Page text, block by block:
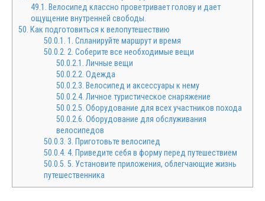
49.1. Велосипед классно проветривает голову и дает
ощущение внутренней свободы.
50. Как подготовиться к велопутешествию
50.0.1. 1. Спланируйте маршрут и время
50.0.2. 2. Соберите все необходимые вещи
50.0.2.1. Личные вещи
50.0.2.2. Одежда
50.0.2.3. Велосипед и аксессуары к нему
50.0.2.4. Личное туристическое снаряжение
50.0.2.5. Оборудование для всех участников похода
50.0.2.6. Оборудование для обслуживания
велосипедов
50.0.3. 3. Приготовьте велосипед
50.0.4. 4. Приведите себя в форму перед путешествием
50.0.5. 5. Установите приложения, облегчающие жизнь
путешественника